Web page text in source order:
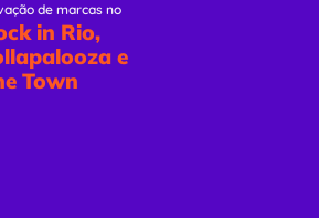
de marcas no
in Rio,
e
Town